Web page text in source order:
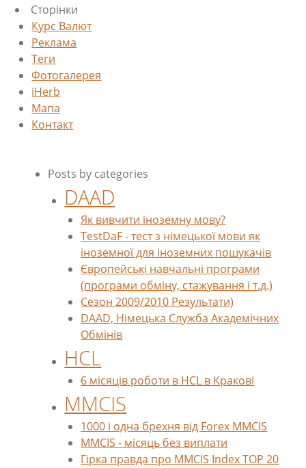
Сторінки
Курс Валют
Реклама
Теги
Фотогалерея
iHerb
Мапа
Контакт
Posts by categories
DAAD
Як вивчити іноземну мову?
TestDaF - тест з німецької мови як
іноземної для іноземних пошукачів
Європейські навчальні програми
(програми обміну, стажування і т.д.)
Сезон 2009/2010 Результати)
DAAD, Німецька Служба Академічних
Обмінів
HCL
6 місяців роботи в HCL в Кракові
MMCIS
1000 і одна брехня від Forex MMCIS
MMCIS - місяць без виплати
Гірка правда про MMCIS Index TOP 20